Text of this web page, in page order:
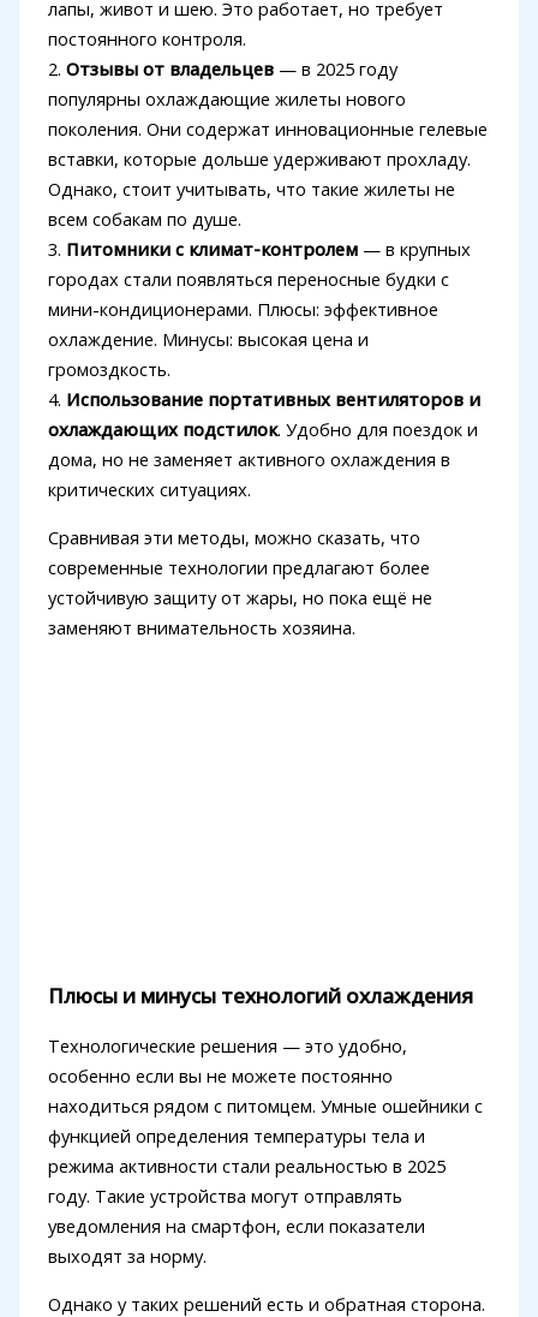
лапы, живот и шею. Это работает, но требует
постоянного контроля.
2. Отзывы от владельцев— в 2025 году
популярны охлаждающие жилеты нового
поколения. Они содержат инновационные гелевые
вставки, которые дольше удерживают прохладу.
Однако, стоит учитывать, что такие жилеты не
всем собакам по душе.
3. Питомники с климат-контролем— в крупных
городах стали появляться переносные будки с
мини-кондиционерами. Плюсы: эффективное
охлаждение. Минусы: высокая цена и
громоздкость.
4. Использование портативных вентиляторов и
охлаждающих подстилок. Удобно для поездок и
дома, но не заменяет активного охлаждения в
критических ситуациях.
Сравнивая эти методы, можно сказать, что
современные технологии предлагают более
устойчивую защиту от жары, но пока ещё не
заменяют внимательность хозяина.
Плюсы и минусы технологий охлаждения
Технологические решения — это удобно,
особенно если вы не можете постоянно
находиться рядом с питомцем. Умные ошейники с
функцией определения температуры тела и
режима активности стали реальностью в 2025
году. Такие устройства могут отправлять
уведомления на смартфон, если показатели
выходят за норму.
Однако у таких решений есть и обратная сторона.